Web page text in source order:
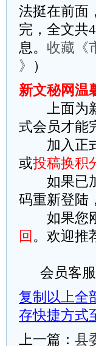
法挺在前面
完，全文共
息。 收藏《​​
》
）
新文秘网温
上面为新
式会员才能
加入正式
或投稿换积
如果已加
码重新登陆
如果您刚
回 。欢迎推
会员客服
复制以上全
存快捷方式
上一篇： 县